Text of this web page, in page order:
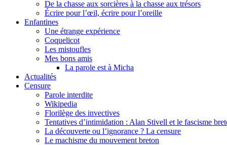
De la chasse aux sorcières à la chasse aux trésors
Écrire pour l’œil, écrire pour l’oreille
Enfantines
Une étrange expérience
Coquelicot
Les mistoufles
Mes bons amis
La parole est à Micha
Actualités
Censure
Parole interdite
Wikipedia
Florilège des invectives
Tentatives d’intimidation : Alan Stivell et le fascisme
La découverte ou l’ignorance ? La censure
Le machisme du mouvement breton